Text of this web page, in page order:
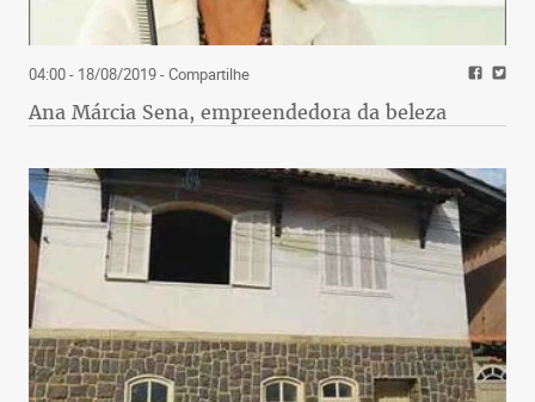
04:00 - 18/08/2019- Compartilhe
Ana Márcia Sena, empreendedora da beleza